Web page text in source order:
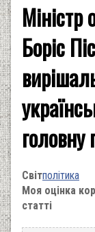
Боріс
головну
Світполітика
Моя оцінка
статті